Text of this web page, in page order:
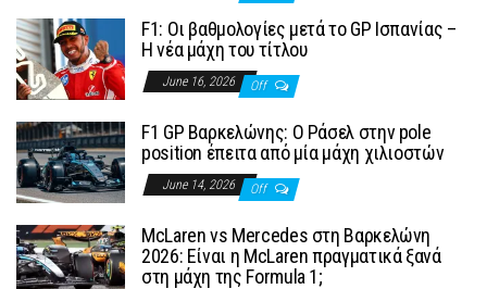
F1: Οι βαθμολογίες μετά το GP Ισπανίας –
Η νέα μάχη του τίτλου
June 16, 2026 Off
F1 GP Βαρκελώνης: Ο Ράσελ στην pole
position έπειτα από μία μάχη χιλιοστών
June 14, 2026 Off
McLaren vs Mercedes στη Βαρκελώνη
2026: Είναι η McLaren πραγματικά ξανά
στη μάχη της Formula 1;